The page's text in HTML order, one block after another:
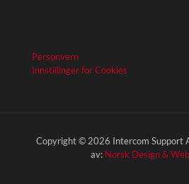
Personvern
Innstillinger for Cookies
Copyright © 2026 Intercom Support
av: Norsk Design &